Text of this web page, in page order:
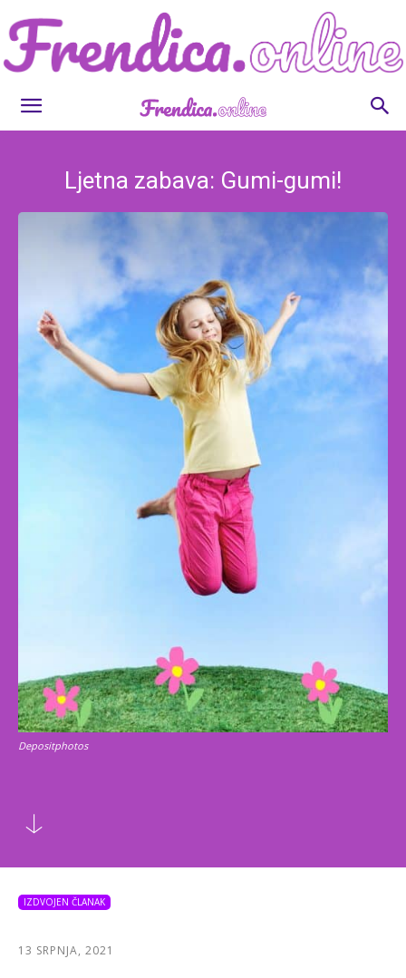
Frendica.online
Ljetna zabava: Gumi-gumi!
Depositphotos
IZDVOJEN ČLANAK
13 SRPNJA, 2021